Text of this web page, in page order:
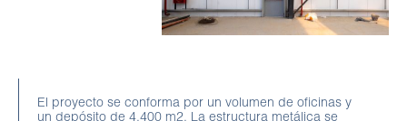
El proyecto se conforma por un volumen de oficinas y